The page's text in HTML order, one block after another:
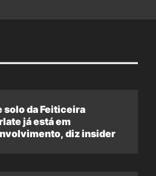
solo da Feiticeira
já está em
diz insider